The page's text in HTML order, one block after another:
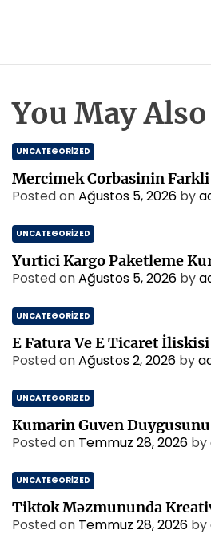
You May
UNCATEGORIZED
Mercimek Corbasinin
Posted onAğustos 5, 2026 by
UNCATEGORIZED
Yurtici Kargo Paketleme
Posted onAğustos 5, 2026 by
UNCATEGORIZED
E Fatura Ve E Ticaret İliskisi
Posted onAğustos 2, 2026 by
UNCATEGORIZED
Kumarin Guven
Posted on Temmuz 28, 2026 by
UNCATEGORIZED
Tiktok Məzmununda
Posted on Temmuz 28, 2026 by